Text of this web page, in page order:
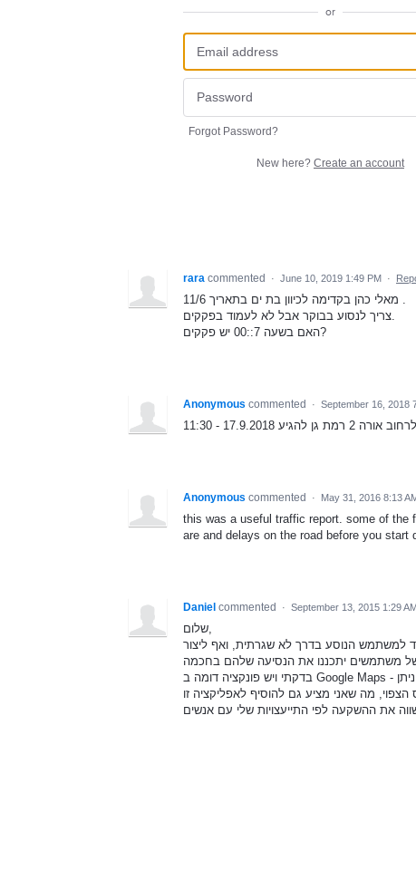
or
Forgot Password?
New here? Create an account
rara commented · June 10, 2019 1:49 PM ·
האם בשעה 7::00 יש פקקים?
Anonymous commented · September 16, 2018
Anonymous commented · May 31, 2016 8:13
this was a useful traffic report. some of the
are and delays on the road before you start
Daniel commented · September 13, 2015 1:29
למשתמש הנוסע בדרך לא שגרתית, ואף ליצור
בדקתי ויש פונקציה דומה ב Google Maps - הפייצ'ר מאפשר לקבלת מפת פקקים לפי שעה ויום. החסרון הוא שלא ניתן